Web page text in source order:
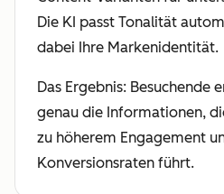
Die KI passt Tonalität
dabei Ihre Markenidentität.
Das Ergebnis: Besuchende
genau die Informationen,
zu höherem Engagement
Konversionsraten führt.